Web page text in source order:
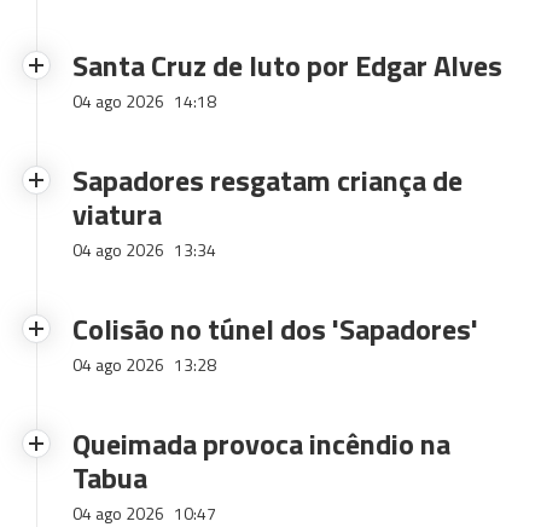
Santa Cruz de luto por Edgar Alves
04 ago 2026 14:18
Sapadores resgatam criança de
viatura
04 ago 2026 13:34
Colisão no túnel dos 'Sapadores'
04 ago 2026 13:28
Queimada provoca incêndio na
Tabua
04 ago 2026 10:47